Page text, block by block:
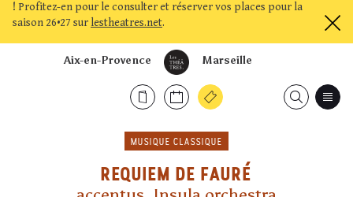
! Profitez-en pour le consulter et réserver vos places pour la
saison 26•27 sur lestheatres.net.
Marseille
Aix-en-Provence
MUSIQUE CLASSIQUE
REQUIEM DE FAURÉ